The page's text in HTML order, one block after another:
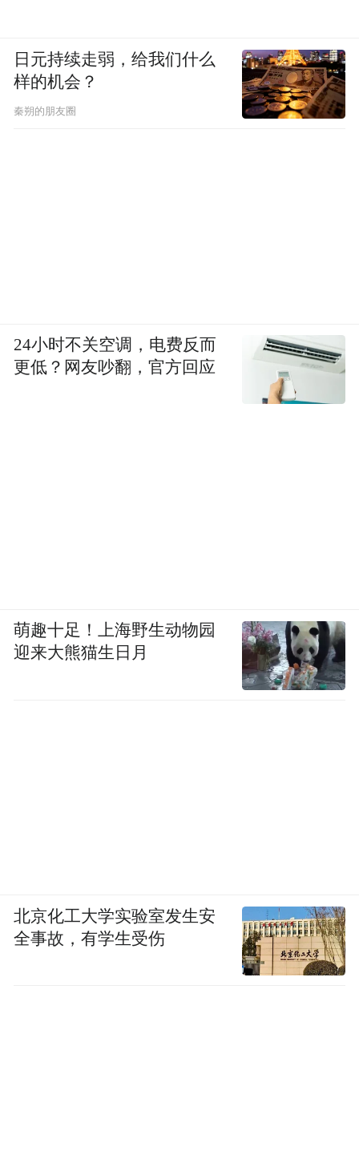
日元持续走弱，给我们什么
样的机会？
秦朔的朋友圈
24小时不关空调，电费反而
更低？网友吵翻，官方回应
萌趣十足！上海野生动物园
迎来大熊猫生日月
北京化工大学实验室发生安
全事故，有学生受伤